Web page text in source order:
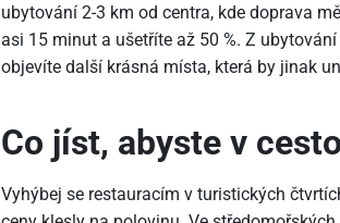
ubytování 2-3 km od centra, kde doprava
asi 15 minut a ušetříte až 50 %. Z
objevíte další krásná místa, která by jinak
Co jíst, abyste v
Vyhýbej se restauracím v turistických